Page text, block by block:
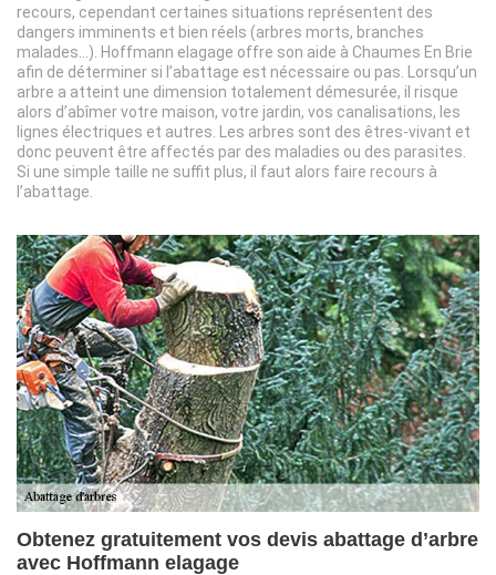
recours, cependant certaines situations représentent des
dangers imminents et bien réels (arbres morts, branches
malades…). Hoffmann elagage offre son aide à Chaumes En Brie
afin de déterminer si l’abattage est nécessaire ou pas. Lorsqu’un
arbre a atteint une dimension totalement démesurée, il risque
alors d’abîmer votre maison, votre jardin, vos canalisations, les
lignes électriques et autres. Les arbres sont des êtres-vivant et
donc peuvent être affectés par des maladies ou des parasites.
Si une simple taille ne suffit plus, il faut alors faire recours à
l’abattage.
Obtenez gratuitement vos devis abattage d’arbre
avec Hoffmann elagage